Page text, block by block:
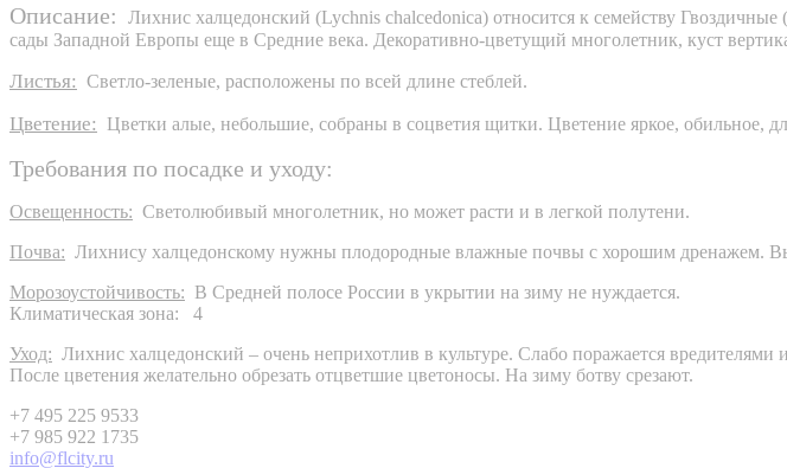
Описание:
Лихнис халцедонский (Lychnis chalcedonica) относится к семейству
сады Западной Европы еще в Средние века. Декоративно-цветущий многолетник, куст
Листья: Светло-зеленые, расположены по всей длине стеблей.
Цветение: Цветки алые, небольшие, собраны в соцветия щитки. Цветение яркое, обильное,
Требования по посадке и уходу:
Освещенность: Светолюбивый многолетник, но может расти и в легкой полутени.
Почва: Лихнису халцедонскому нужны плодородные влажные почвы с хорошим дренажем.
Морозоустойчивость: В Средней полосе России в укрытии на зиму не нуждается.
Климатическая зона: 4
Уход: Лихнис халцедонский – очень неприхотлив в культуре. Слабо поражается
После цветения желательно обрезать отцветшие цветоносы. На зиму ботву срезают.
+7 495 225 9533
+7 985 922 1735
info@flcity.ru